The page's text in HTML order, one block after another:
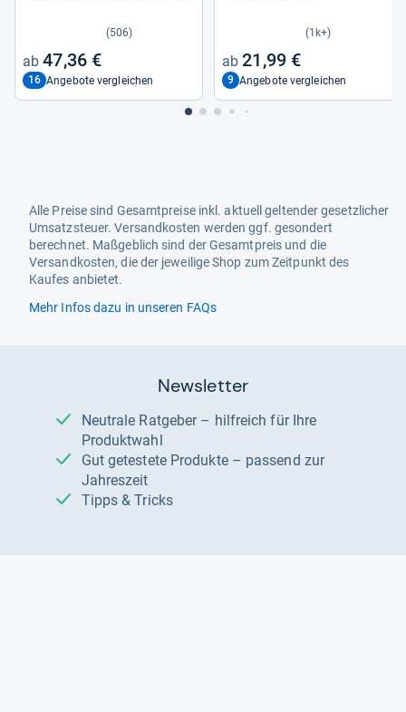
(506)
47,36 €
16 Angebote vergleichen
(1k+)
21,99 €
9 Angebote vergleichen
Alle Preise sind Gesamtpreise inkl. aktuell geltender gesetzlicher
Umsatzsteuer. Versandkosten werden ggf. gesondert
berechnet. Maßgeblich sind der Gesamtpreis und die
Versandkosten, die der jeweilige Shop zum Zeitpunkt des
Kaufes anbietet.
Mehr Infos dazu in unseren FAQs
Newsletter
Neutrale Ratgeber – hilfreich für Ihre
Produktwahl
Gut getestete Produkte – passend zur
Jahreszeit
Tipps & Tricks